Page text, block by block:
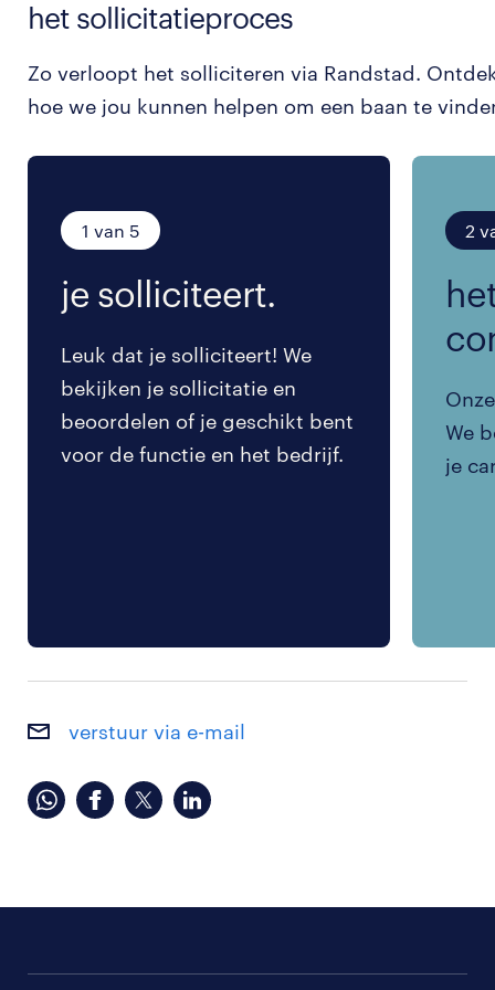
het sollicitatieproces
Zo verloopt het solliciteren via Randstad.
hoe we jou kunnen helpen om een baan te
1 van 5
je solliciteert.
Leuk dat je solliciteert! We
bekijken je sollicitatie en
beoordelen of je geschikt bent
voor de functie en het bedrijf.
2
We
je
verstuur via e-mail